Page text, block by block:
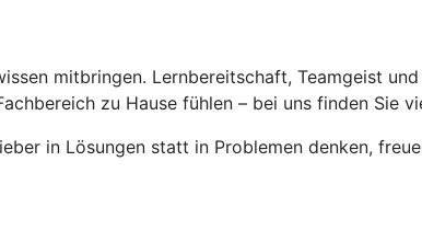
mitbringen. Lernbereitschaft, Teamgeist
zu Hause fühlen – bei uns finden Sie
in Lösungen statt in Problemen denken,